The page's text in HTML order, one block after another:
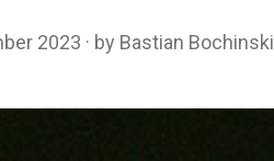
2023 by Bastian Bochinski